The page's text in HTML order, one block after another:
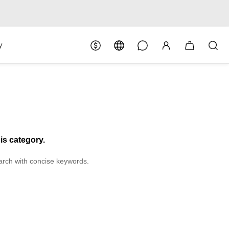
category.
with concise keywords.